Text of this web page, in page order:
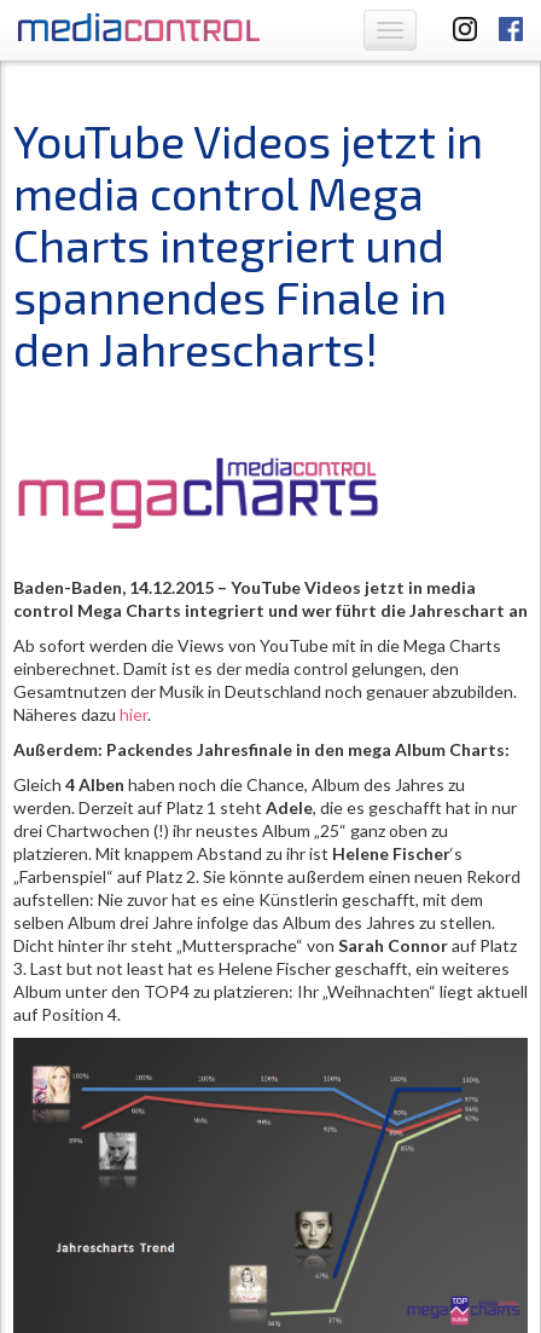
Toggle
navigation
YouTube Videos jetzt in
media control Mega
Charts integriert und
spannendes Finale in
den Jahrescharts!
Baden-Baden, 14.12.2015 – YouTube Videos jetzt in media
control Mega Charts integriert und wer führt die Jahreschart an
Ab sofort werden die Views von YouTube mit in die Mega Charts
einberechnet. Damit ist es der media control gelungen, den
Gesamtnutzen der Musik in Deutschland noch genauer abzubilden.
Näheres dazu hier.
Außerdem: Packendes Jahresfinale in den mega Album Charts:
Gleich 4 Alben haben noch die Chance, Album des Jahres zu
werden. Derzeit auf Platz 1 steht Adele, die es geschafft hat in nur
drei Chartwochen (!) ihr neustes Album „25“ ganz oben zu
platzieren. Mit knappem Abstand zu ihr ist Helene Fischer‘s
„Farbenspiel“ auf Platz 2. Sie könnte außerdem einen neuen Rekord
aufstellen: Nie zuvor hat es eine Künstlerin geschafft, mit dem
selben Album drei Jahre infolge das Album des Jahres zu stellen.
Dicht hinter ihr steht „Muttersprache“ von Sarah Connorauf Platz
3. Last but not least hat es Helene Fischer geschafft, ein weiteres
Album unter den TOP4 zu platzieren: Ihr „Weihnachten“ liegt aktuell
auf Position 4.